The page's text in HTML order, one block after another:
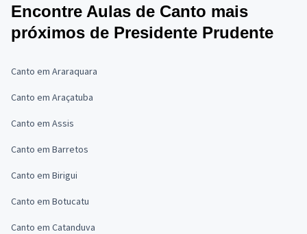
Encontre Aulas de Canto mais
próximos de Presidente Prudente
Canto em Araraquara
Canto em Araçatuba
Canto em Assis
Canto em Barretos
Canto em Birigui
Canto em Botucatu
Canto em Catanduva